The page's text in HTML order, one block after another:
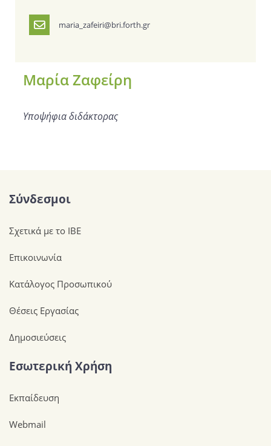
maria_zafeiri@bri.forth.gr
Μαρία Ζαφείρη
Υποψήφια διδάκτορας
Σύνδεσμοι
Σχετικά με το ΙΒΕ
Επικοινωνία
Κατάλογος Προσωπικού
Θέσεις Εργασίας
Δημοσιεύσεις
Εσωτερική Χρήση
Εκπαίδευση
Webmail